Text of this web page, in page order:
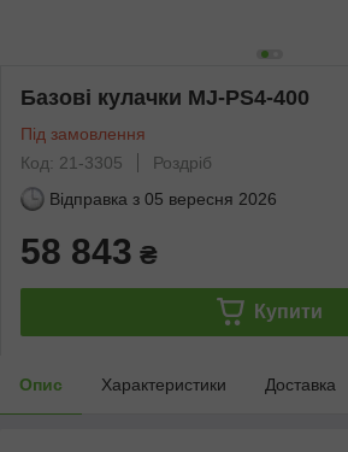
Базові кулачки MJ-PS4-400
Під замовлення
Код: 21-3305
Роздріб
Відправка з 05 вересня 2026
58 843 ₴
Купити
Опис Характеристики Доставка